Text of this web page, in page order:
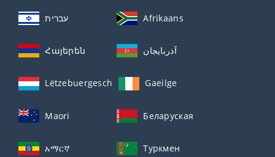
עברית Afrikaans
Հայերեն آذربايجان
Lëtzebuergesch Gaeilge
Maori Беларуская
አማርኛ Туркмен